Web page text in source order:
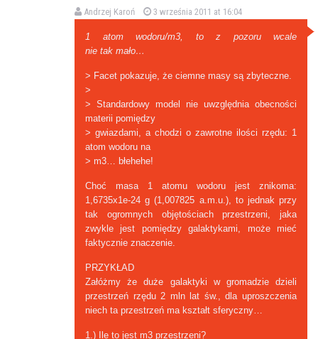
Andrzej Karoń 3 września 2011 at 16:04
1 atom wodoru/m3, to z pozoru wcale
nie tak mało…
> Facet pokazuje, że ciemne masy są zbyteczne.
>
> Standardowy model nie uwzględnia obecności
materii pomiędzy
> gwiazdami, a chodzi o zawrotne ilości rzędu: 1
atom wodoru na
> m3… błehehe!
Choć masa 1 atomu wodoru jest znikoma:
1,6735x1e-24 g (1,007825 a.m.u.), to jednak przy
tak ogromnych objętościach przestrzeni, jaka
zwykle jest pomiędzy galaktykami, może mieć
faktycznie znaczenie.
PRZYKŁAD
Załóżmy że duże galaktyki w gromadzie dzieli
przestrzeń rzędu 2 mln lat św., dla uproszczenia
niech ta przestrzeń ma kształt sferyczny…
1.) Ile to jest m3 przestrzeni?